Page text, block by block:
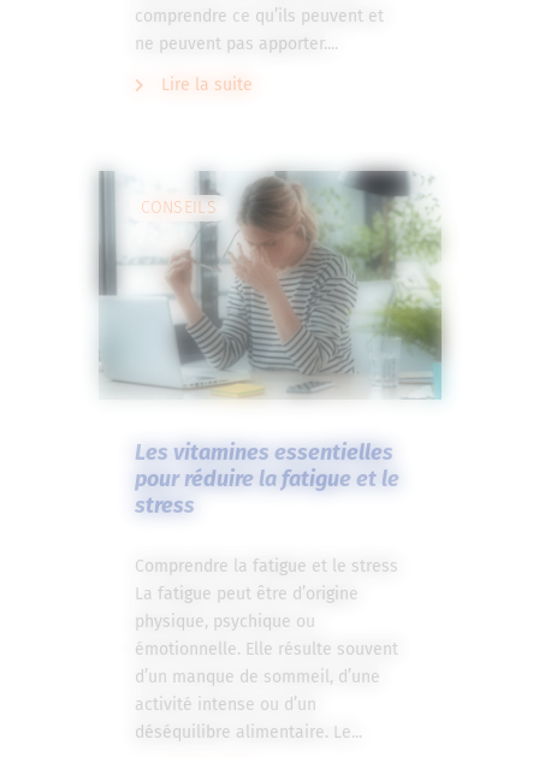
comprendre ce qu’ils peuvent et
ne peuvent pas apporter....
Lire la suite
CONSEILS
Les vitamines essentielles
pour réduire la fatigue et le
stress
Comprendre la fatigue et le stress
La fatigue peut être d’origine
physique, psychique ou
émotionnelle. Elle résulte souvent
d’un manque de sommeil, d’une
activité intense ou d’un
déséquilibre alimentaire. Le...